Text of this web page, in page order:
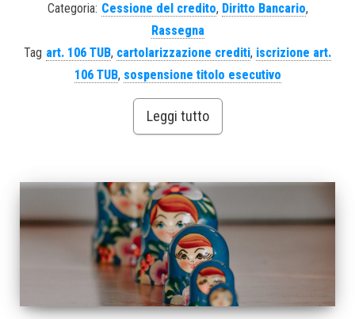
Categoria: Cessione del credito, Diritto Bancario,
Rassegna
Tag art. 106 TUB, cartolarizzazione crediti, iscrizione art.
106 TUB, sospensione titolo esecutivo
Leggi tutto